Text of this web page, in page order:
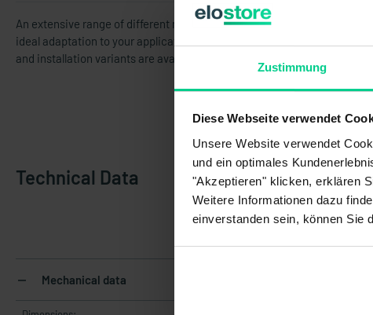
Zustimmung
Diese Webseite verwendet
Unsere Website verwendet
und ein optimales
"Akzeptieren" klicken, erklären
Weitere Informationen dazu
einverstanden sein, können Sie
An extensive range of different magnets and actuators enables
ideal adaptation to your application. Different designs, materials
and installation variants are available for this purpose.
Technical Data
Mechanical data